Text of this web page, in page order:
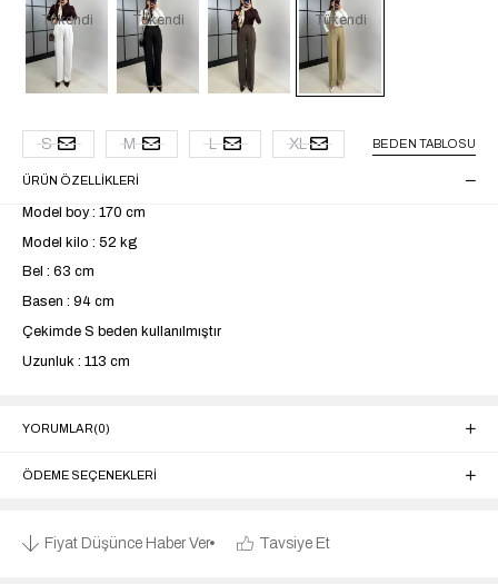
Tükendi Tükendi Tükendi
S M L XL BEDEN TABLOSU
ÜRÜN ÖZELLIKLERI
Model boy : 170 cm
Model kilo : 52 kg
Bel : 63 cm
Basen : 94 cm
Çekimde S beden kullanılmıştır
Uzunluk : 113 cm
YORUMLAR(0)
ÖDEME SEÇENEKLERI
Fiyat Düşünce Haber Ver Tavsiye Et